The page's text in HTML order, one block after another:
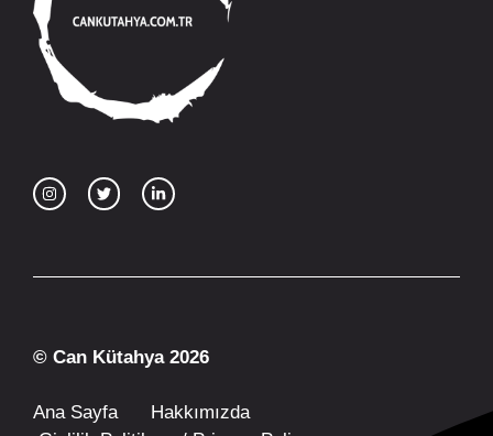
© Can Kütahya 2026
Ana Sayfa
Hakkımızda